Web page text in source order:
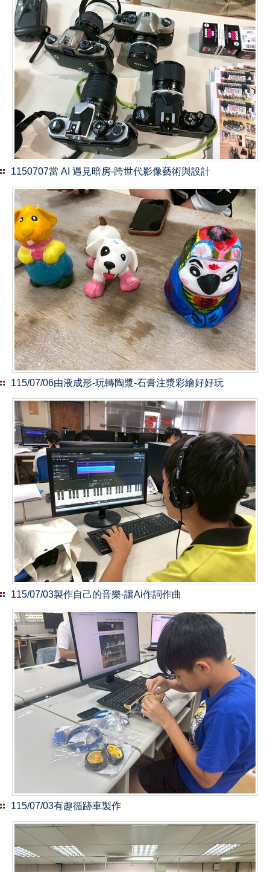
1150707當 AI 遇見暗房-跨世代影像藝術與設計
115/07/06由液成形-玩轉陶漿-石膏注漿彩繪好好玩
115/07/03製作自己的音樂-讓Ai作詞作曲
115/07/03有趣循跡車製作